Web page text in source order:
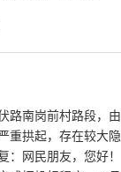
南岗前村路段，由
重拱起，存在较大
网民朋友，您好！